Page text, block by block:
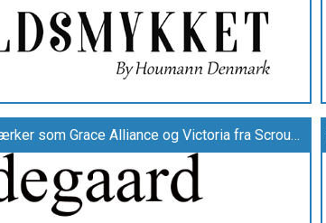
Find et bredt udvalg af vellidte mærker som Grace Alliance og Victoria fra Scrouples hos Hedegaard Ure & Smykker